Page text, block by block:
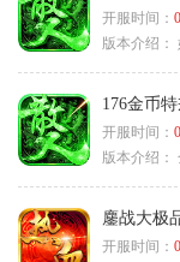
开服时间：
版本介绍：
176金币
开服时间：
版本介绍：
鏖战大极
开服时间：